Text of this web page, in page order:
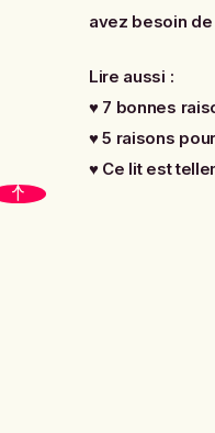
avez besoin
Lire aussi :
♥ 7 bonnes
♥5 raisons
♥ Ce lit est